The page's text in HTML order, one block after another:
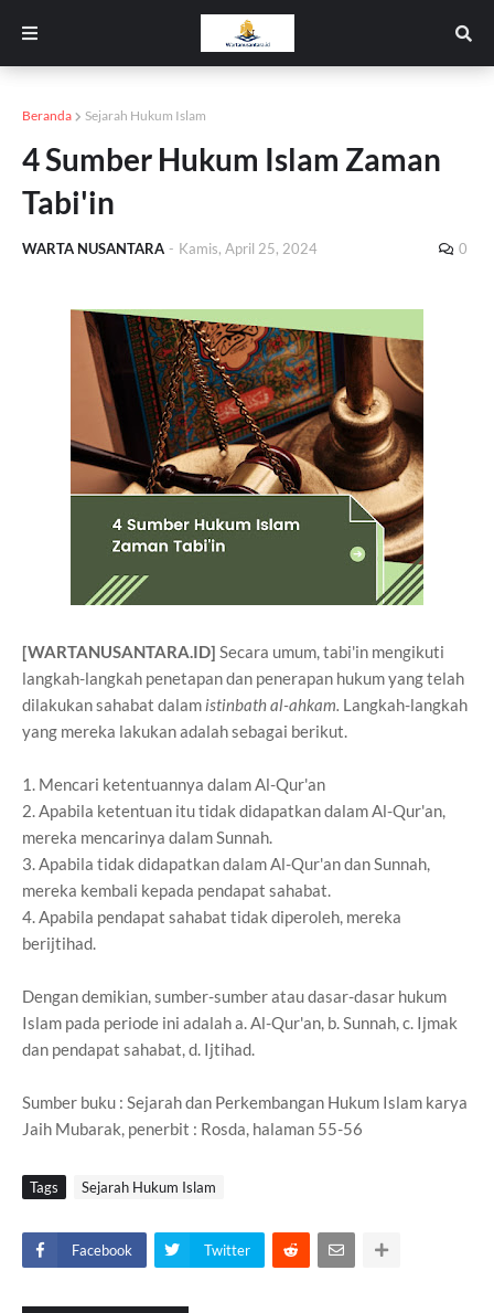
Beranda Sejarah Hukum Islam
4 Sumber Hukum Islam Zaman
Tabi'in
WARTA NUSANTARA - Kamis, April 25, 2024 0
[WARTANUSANTARA.ID] Secara umum, tabi'in mengikuti
langkah-langkah penetapan dan penerapan hukum yang telah
dilakukan sahabat dalam istinbath al-ahkam. Langkah-langkah
yang mereka lakukan adalah sebagai berikut.
1. Mencari ketentuannya dalam Al-Qur'an
2. Apabila ketentuan itu tidak didapatkan dalam Al-Qur'an,
mereka mencarinya dalam Sunnah.
3. Apabila tidak didapatkan dalam Al-Qur'an dan Sunnah,
mereka kembali kepada pendapat sahabat.
4. Apabila pendapat sahabat tidak diperoleh, mereka
berijtihad.
Dengan demikian, sumber-sumber atau dasar-dasar hukum
Islam pada periode ini adalah a. Al-Qur'an, b. Sunnah, c. Ijmak
dan pendapat sahabat, d. Ijtihad.
Sumber buku : Sejarah dan Perkembangan Hukum Islam karya
Jaih Mubarak, penerbit : Rosda, halaman 55-56
Tags Sejarah Hukum Islam
Facebook Twitter